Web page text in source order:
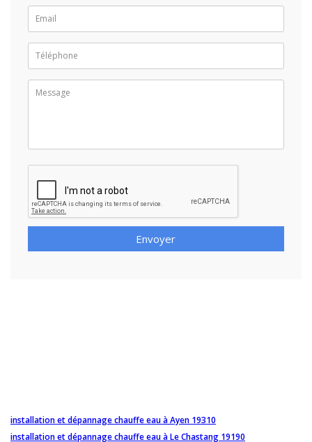
Envoyer
installation et dépannage chauffe eau à Ayen 19310
installation et dépannage chauffe eau à Le Chastang 19190